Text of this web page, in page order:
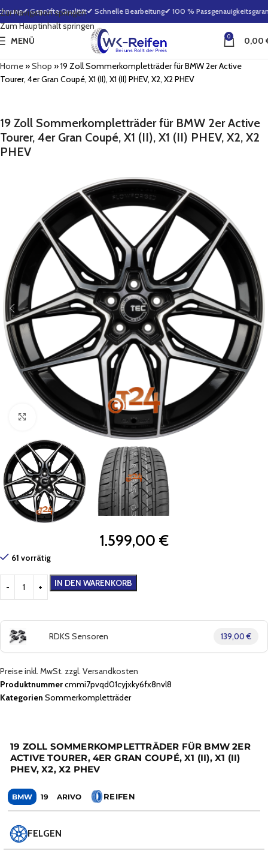
Zur Navigation springen
Zum Hauptinhalt springen
✔ Geprüfte Qualität✔ Schnelle Bearbeitung✔ 100 %
MENÜ 0 0,00
Home»Shop »19 Zoll Sommerkompletträder für BMW 2er Active
Tourer, 4er Gran Coupé, X1 (II), X1 (II) PHEV, X2, X2 PHEV
19 Zoll Sommerkompletträder für BMW 2er Active
Tourer, 4er Gran Coupé, X1 (II), X1 (II) PHEV, X2, X2
PHEV
Zum Vergrößern klicken
1.599,00 €
61 vorrätig
IN DEN WARENKORB
RDKS Sensoren 139,00 €
Preise inkl. MwSt. zzgl. Versandkosten
Produktnummercmmi7pvqd01cyjxky6fx8nvl8
Kategorien Sommerkompletträder
19 ZOLL SOMMERKOMPLETTRÄDER FÜR BMW 2ER
ACTIVE TOURER, 4ER GRAN COUPÉ, X1 (II), X1 (II)
PHEV, X2, X2 PHEV
BMW 19 ARIVO REIFEN
FELGEN